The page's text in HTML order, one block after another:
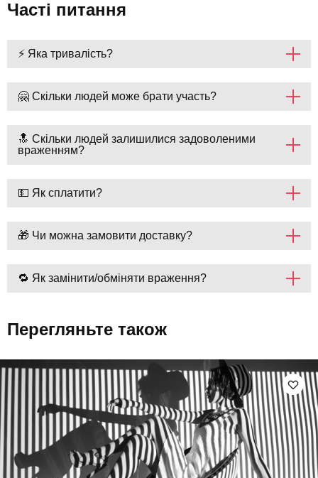
Часті питання
⚡ Яка тривалість?
🤗 Скільки людей може брати участь?
🔝 Скільки людей залишилися задоволеними
враженням?
💵 Як сплатити?
🎁 Чи можна замовити доставку?
🔁 Як замінити/обміняти враження?
Перегляньте також